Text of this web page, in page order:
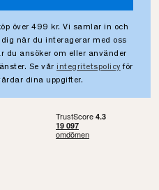
över 499 kr. Vi samlar in och
när du interagerar med oss
du ansöker om eller använder
Se vår integritetspolicy för
dina uppgifter.